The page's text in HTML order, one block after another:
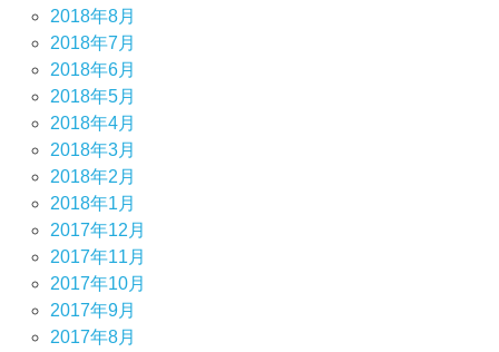
2018年8月
2018年7月
2018年6月
2018年5月
2018年4月
2018年3月
2018年2月
2018年1月
2017年12月
2017年11月
2017年10月
2017年9月
2017年8月